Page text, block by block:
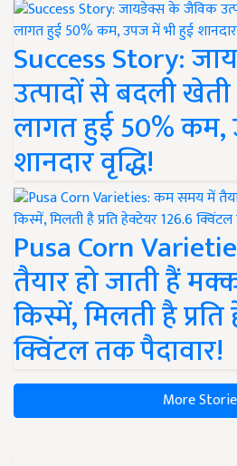
Success Story:
उत्पादों से बदली
लागत हुई 50% कम,
शानदार वृद्धि!
Pusa Corn
तैयार हो जाती हैं
किस्में, मिलती है
क्विंटल तक पैदावार!
More